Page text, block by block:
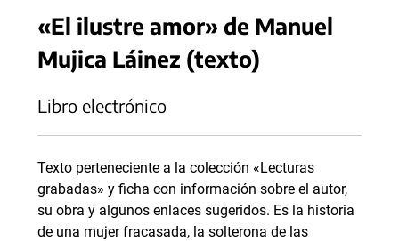
«El ilustre amor» de Manuel
Mujica Láinez (texto)
Libro electrónico
Texto perteneciente a la colección «Lecturas
grabadas» y ficha con información sobre el autor,
su obra y algunos enlaces sugeridos. Es la historia
de una mujer fracasada, la solterona de las